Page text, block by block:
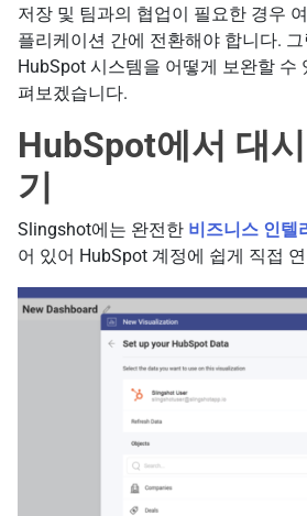
저장 및 팀과의 협업이 필요한 경우
플리케이션 간에 전환해야 합니다.
HubSpot 시스템을 어떻게 보완할 수
펴보겠습니다.
HubSpot에서 대
기
Slingshot에는 완전한 비즈니스 인텔
어 있어 HubSpot 계정에 쉽게 직접